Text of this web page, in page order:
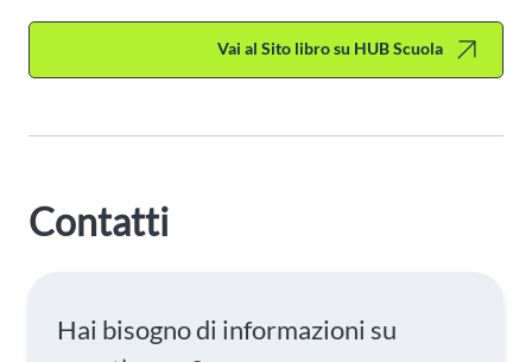
Vai al Sito libro su HUB Scuola
Contatti
Hai bisogno di informazioni su